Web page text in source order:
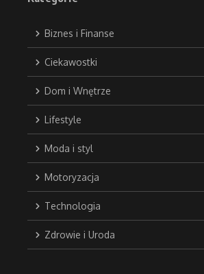
Biznes i Finanse
Ciekawostki
Dom i Wnętrze
Lifestyle
Moda i styl
Motoryzacja
Technologia
Zdrowie i Uroda